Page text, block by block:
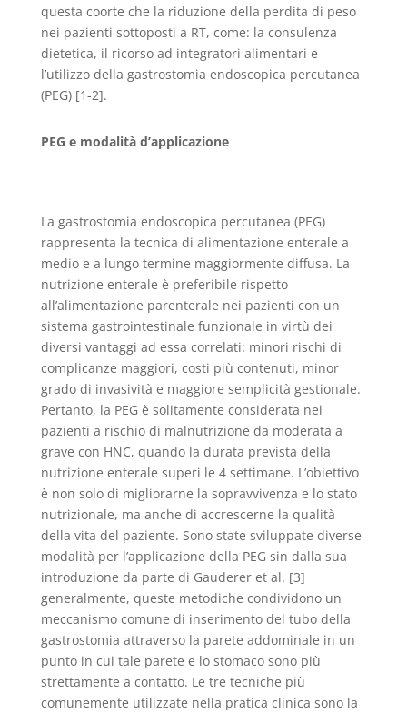
questa coorte che la riduzione della perdita di peso
nei pazienti sottoposti a RT, come: la consulenza
dietetica, il ricorso ad integratori alimentari e
l’utilizzo della gastrostomia endoscopica percutanea
(PEG) [1-2].
PEG e modalità d’applicazione
La gastrostomia endoscopica percutanea (PEG)
rappresenta la tecnica di alimentazione enterale a
medio e a lungo termine maggiormente diffusa. La
nutrizione enterale è preferibile rispetto
all’alimentazione parenterale nei pazienti con un
sistema gastrointestinale funzionale in virtù dei
diversi vantaggi ad essa correlati: minori rischi di
complicanze maggiori, costi più contenuti, minor
grado di invasività e maggiore semplicità gestionale.
Pertanto, la PEG è solitamente considerata nei
pazienti a rischio di malnutrizione da moderata a
grave con HNC, quando la durata prevista della
nutrizione enterale superi le 4 settimane. L’obiettivo
è non solo di migliorarne la sopravvivenza e lo stato
nutrizionale, ma anche di accrescerne la qualità
della vita del paziente. Sono state sviluppate diverse
modalità per l’applicazione della PEG sin dalla sua
introduzione da parte di Gauderer et al. [3]
generalmente, queste metodiche condividono un
meccanismo comune di inserimento del tubo della
gastrostomia attraverso la parete addominale in un
punto in cui tale parete e lo stomaco sono più
strettamente a contatto. Le tre tecniche più
comunemente utilizzate nella pratica clinica sono la